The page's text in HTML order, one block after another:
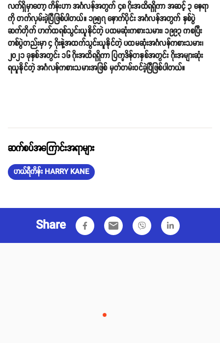
လက်ရှိမှာတော့ ကိန်းဟာ အင်္ဂလန်အတွက် ၄၈ ဂိုးအထိရရှိကာ အဆင့် ၃ နေရာ
ကို တက်လှမ်းခဲ့ပြီဖြစ်ပါတယ်။ ၁၉၅၇ နောက်ပိုင်း အင်္ဂလန်အတွက် နှစ်ပွဲ
ဆက်တိုက် ဟက်ထရစ်သွင်းယူနိုင်တဲ့ ပထမဆုံးကစားသမား၊ ၁၉၉၃ ကစပြီး
တစ်ပွဲတည်းမှာ ၄ ဂိုးနဲ့အထက်သွင်းယူနိုင်တဲ့ ပထမဆုံးအင်္ဂလန်ကစားသမား၊
၂၀၂၁ ခုနှစ်အတွင်း ၁၆ ဂိုးအထိရရှိကာ ပြက္ခဒိန်တနှစ်အတွင်း ဂိုးအများဆုံး
ရယူနိုင်တဲ့ အင်္ဂလန်ကစားသမားအဖြစ် မှတ်တမ်းဝင်ခဲ့ပြီဖြစ်ပါတယ်။
ဆက်စပ်အကြောင်းအရာများ
ဟယ်ရီကိန်း HARRY KANE
Share email